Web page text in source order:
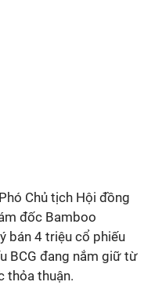
Chủ tịch Hội đồng
đốc Bamboo
bán 4 triệu cổ phiếu
BCG đang nắm giữ từ
thỏa thuận.